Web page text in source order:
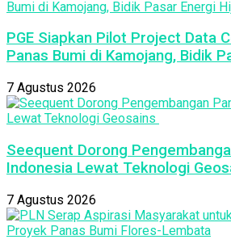
PGE Siapkan Pilot Project Data
Panas Bumi di Kamojang, Bidik
7 Agustus 2026
Seequent Dorong
Indonesia Lewat Teknologi
7 Agustus 2026